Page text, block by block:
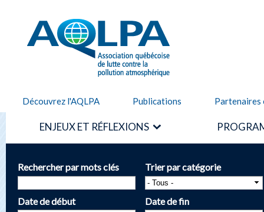
AQLPA
Découvrez l'AQLPA Publications Partenaires
ENJEUX ET RÉFLEXIONS
Rechercher par mots clés Trier par catégorie
Date de début
Date de fin